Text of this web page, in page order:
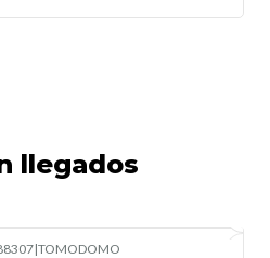
llegados
|TOMODOMO